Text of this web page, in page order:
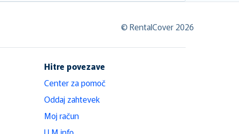
© RentalCover 2026
Hitre povezave
Center za pomoč
Oddaj zahtevek
Moj račun